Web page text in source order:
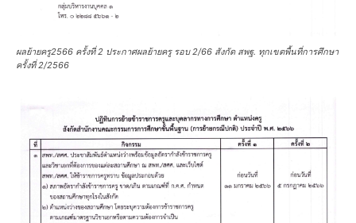
ผลย้ายครู2566 ครั้งที่ 2 ประกาศผลย้ายครู รอบ 2/66 สังกัด สพฐ. ทุกเขตพื้นที่การศึกษา
ครั้งที่ 2/2566